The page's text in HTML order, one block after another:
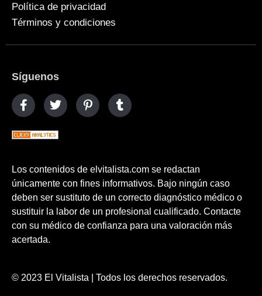
Política de privacidad
Términos y condiciones
Síguenos
Los contenidos de elvitalista.com se redactan
únicamente con fines informativos. Bajo ningún caso
deben ser sustituto de un correcto diagnóstico médico o
sustituir la labor de un profesional cualificado. Contacte
con su médico de confianza para una valoración más
acertada.
© 2023 El Vitalista | Todos los derechos reservados.